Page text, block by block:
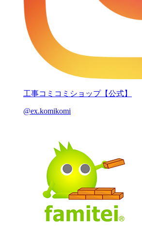
工事コミコミショップ【公式】
@ex.komikomi